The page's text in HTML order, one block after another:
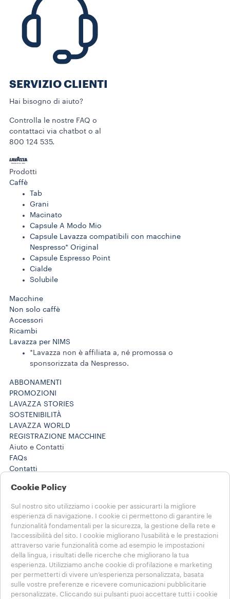
SERVIZIO CLIENTI​
Hai bisogno di aiuto?​
Controlla le nostre FAQ o
contattaci via chatbot o al
800 124 535.
Prodotti
Caffè
Tab
Grani
Macinato
Capsule A Modo Mio
Capsule Lavazza compatibili con macchine
Nespresso* Original
Capsule Espresso Point
Cialde
Solubile
Macchine
Non solo caffè
Accessori
Ricambi
Lavazza per NIMS
*Lavazza non è affiliata a, né promossa o
sponsorizzata da Nespresso.
ABBONAMENTI
PROMOZIONI
LAVAZZA STORIES
SOSTENIBILITÀ
LAVAZZA WORLD
REGISTRAZIONE MACCHINE
Aiuto e Contatti
FAQs
Contatti
800 124 535
Note Legali e Privacy
Termini di utilizzo
Condizioni di vendita e-commerce
Termini e condizioni Lavazza da te
Disdici l'ordine o l'abbonamento qui
SCEGLI IL TUO PAESE
Cookie Policy
Sul nostro sito utilizziamo i cookie per assicurarti la migliore
esperienza di navigazione. I cookie ci permettono di garantire le
funzionalità fondamentali per la sicurezza, la gestione della rete e
l’accessibilità del sito. I cookie migliorano l’usabilità e le prestazioni
attraverso varie funzionalità come ad esempio le impostazioni
della lingua, i risultati delle ricerche che migliorano la tua
esperienza. Utilizziamo anche cookie di profilazione e marketing
per permetterti di vivere un’esperienza personalizzata, basata
sulle vostre preferenze e ricevere comunicazioni pubblicitarie
personalizzate. Cliccando sui pulsanti puoi accettare tutti i cookie